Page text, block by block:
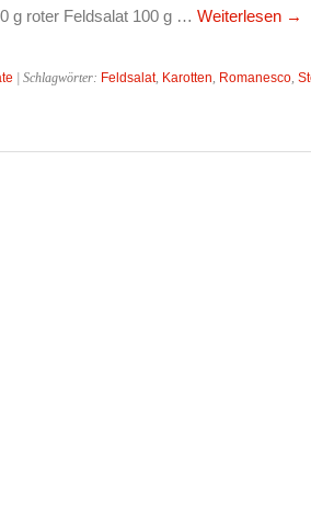
g roter Feldsalat 100 g … Weiterlesen →
| Schlagwörter: Feldsalat, Karotten, Romanesco,